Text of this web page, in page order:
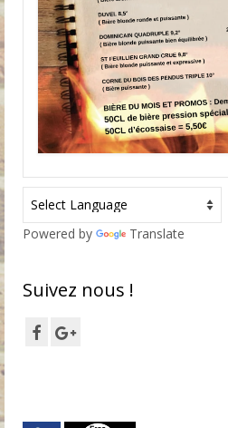
Powered by Translate
Suivez nous !